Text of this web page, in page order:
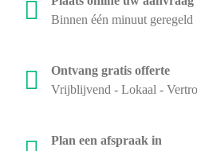
Binnen één minuut geregeld
Ontvang gratis offerte
Vrijblijvend - Lokaal -
Plan een afspraak in